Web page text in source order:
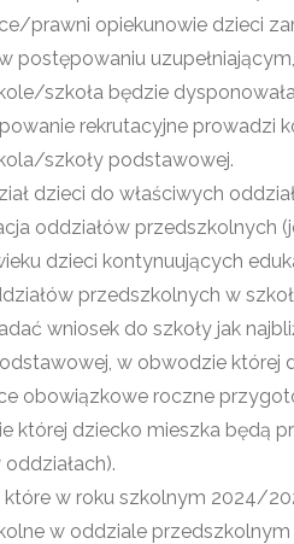
prawni opiekunowie dzieci
postępowaniu
szkoła będzie
rekrutacyjne prowadzi
szkoły podstawowej.
dzieci do właściwych
oddziałów przedszkolnych
dzieci kontynuujących
przedszkolnych w
wniosek do szkoły jak
w obwodzie której
obowiązkowe roczne
której dziecko mieszka będą
które w roku szkolnym 2024/
w oddziale